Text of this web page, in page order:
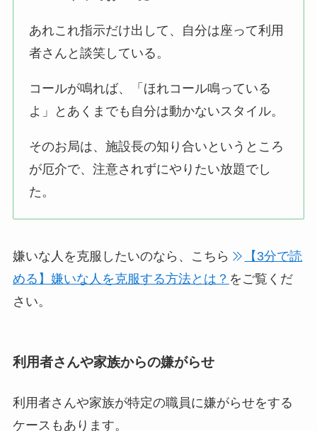
あれこれ指示だけ出して、自分は座って利用
者さんと談笑している。
コールが鳴れば、「ほれコール鳴っている
よ」とあくまでも自分は動かないスタイル。
そのお局は、施設長の知り合いというところ
が厄介で、注意されずにやりたい放題でし
た。
嫌いな人を克服したいのなら、こちら
【3分で読
める】嫌いな人を克服する方法とは？ をご覧くだ
さい。
利用者さんや家族からの嫌がらせ
利用者さんや家族が特定の職員に嫌がらせをする
ケースもあります。